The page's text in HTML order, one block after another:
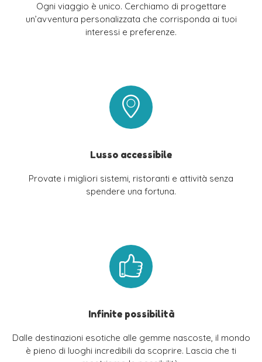
Ogni viaggio è unico. Cerchiamo di progettare
un’avventura personalizzata che corrisponda ai tuoi
interessi e preferenze.
Lusso accessibile
Provate i migliori sistemi, ristoranti e attività senza
spendere una fortuna.
Infinite possibilità
Dalle destinazioni esotiche alle gemme nascoste, il mondo
è pieno di luoghi incredibili da scoprire. Lascia che ti